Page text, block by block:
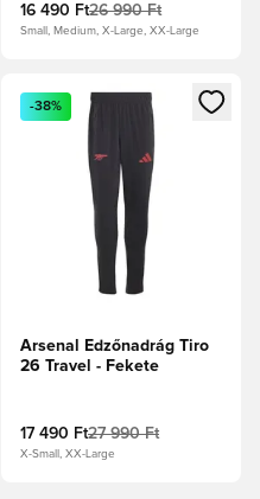
16 490 Ft26 990 Ft
Small, Medium, X-Large, XX-Large
vagy a tagként
Megnyit egy modált a
-38%
Arsenal Edzőnadrág Tiro
26 Travel - Fekete
17 490 Ft27 990 Ft
X-Small, XX-Large